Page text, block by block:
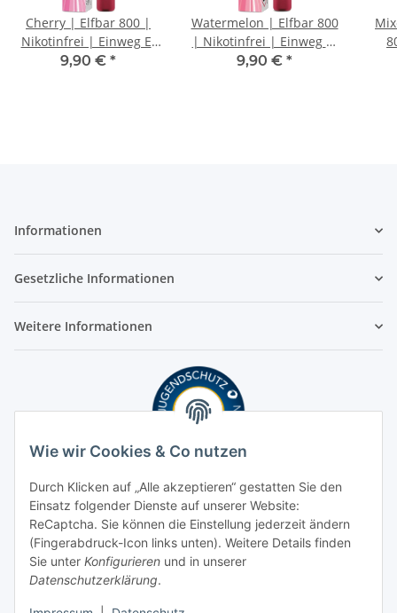
Cherry | Elfbar 800 |
Nikotinfrei | Einweg E-
Zigarette / E-Shisha |
9,90 € *
Watermelon | Elfbar 800
| Nikotinfrei | Einweg E-
Zigarette / E-Shisha |
9,90 € *
Informationen
Gesetzliche Informationen
Weitere Informationen
Wie wir Cookies & Co nutzen
Durch Klicken auf „Alle akzeptieren“ gestatten Sie den
Einsatz folgender Dienste auf unserer Website:
ReCaptcha. Sie können die Einstellung jederzeit ändern
(Fingerabdruck-Icon links unten). Weitere Details finden
Sie unter Konfigurieren und in unserer
Datenschutzerklärung.